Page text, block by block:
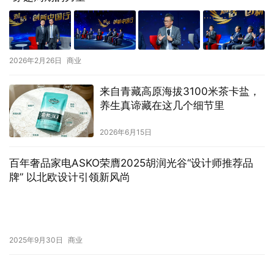
2026年2月26日 商业
来自青藏高原海拔3100米茶卡盐，
养生真谛藏在这几个细节里
2026年6月15日
百年奢品家电ASKO荣膺2025胡润光谷“设计师推荐品
牌” 以北欧设计引领新风尚
2025年9月30日 商业